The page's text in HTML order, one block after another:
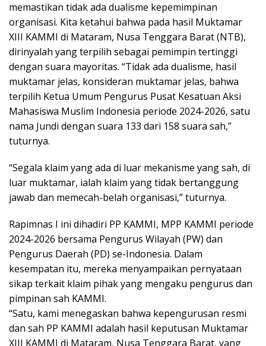
memastikan tidak ada dualisme kepemimpinan
organisasi. Kita ketahui bahwa pada hasil Muktamar
XIII KAMMI di Mataram, Nusa Tenggara Barat (NTB),
dirinyalah yang terpilih sebagai pemimpin tertinggi
dengan suara mayoritas. “Tidak ada dualisme, hasil
muktamar jelas, konsideran muktamar jelas, bahwa
terpilih Ketua Umum Pengurus Pusat Kesatuan Aksi
Mahasiswa Muslim Indonesia periode 2024-2026, satu
nama Jundi dengan suara 133 dari 158 suara sah,”
tuturnya.
“Segala klaim yang ada di luar mekanisme yang sah, di
luar muktamar, ialah klaim yang tidak bertanggung
jawab dan memecah-belah organisasi,” tuturnya.
Rapimnas I ini dihadiri PP KAMMI, MPP KAMMI periode
2024-2026 bersama Pengurus Wilayah (PW) dan
Pengurus Daerah (PD) se-Indonesia. Dalam
kesempatan itu, mereka menyampaikan pernyataan
sikap terkait klaim pihak yang mengaku pengurus dan
pimpinan sah KAMMI.
“Satu, kami menegaskan bahwa kepengurusan resmi
dan sah PP KAMMI adalah hasil keputusan Muktamar
XIII KAMMI di Mataram, Nusa Tenggara Barat, yang